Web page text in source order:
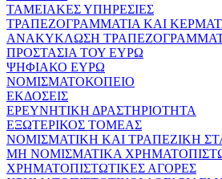
ΤΑΜΕΙΑΚΕΣ ΥΠΗΡΕΣΙΕΣ
ΤΡΑΠΕΖΟΓΡΑΜΜΑΤΙΑ ΚΑΙ
ΑΝΑΚΥΚΛΩΣΗ
ΠΡΟΣΤΑΣΙΑ ΤΟΥ ΕΥΡΩ
ΨΗΦΙΑΚΟ ΕΥΡΩ
ΝΟΜΙΣΜΑΤΟΚΟΠΕΙΟ
ΕΚΔΟΣΕΙΣ
ΕΡΕΥΝΗΤΙΚΗ ΔΡΑΣΤΗΡΙΟΤΗΤΑ
ΕΞΩΤΕΡΙΚΟΣ ΤΟΜΕΑΣ
ΝΟΜΙΣΜΑΤΙΚΗ ΚΑΙ ΤΡΑΠΕΖΙΚΗ
ΜΗ ΝΟΜΙΣΜΑΤΙΚΑ
ΧΡΗΜΑΤΟΠΙΣΤΩΤΙΚΕΣ ΑΓΟΡΕΣ